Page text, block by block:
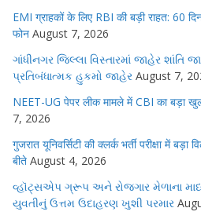
EMI ग्राहकों के लिए RBI की बड़ी राहत: 60
फोन August 7, 2026
ગાંધીનગર જિલ્લા વિસ્તારમાં જાહેર
પ્રતિબંધાત્મક હુકમો જાહેર August 7,
NEET-UG पेपर लीक मामले में CBI का बड़ा
7, 2026
गुजरात यूनिवर्सिटी की क्लर्क भर्ती परीक्षा में
बीते August 4, 2026
વ્હૉટ્સએપ ગ્રૂપ અને રોજગાર મેળાના
યુવતીનું ઉત્તમ ઉદાહરણ ખુશી પરમાર